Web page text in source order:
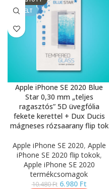
KIEMELT
Apple iPhone SE 2020 Blue
Star 0,30 mm „teljes
ragasztós” 5D üvegfólia
fekete kerettel + Dux Ducis
mágneses rózsaarany flip tok
Apple iPhone SE 2020, Apple
iPhone SE 2020 flip tokok,
Apple iPhone SE 2020
termékcsomagok
10.480Ft 6.980 Ft